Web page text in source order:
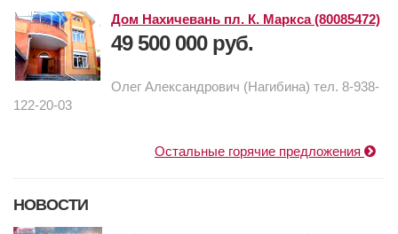
Дом Нахичевань пл. К. Маркса (80085472)
49 500 000 руб.
Олег Александрович (Нагибина) тел. 8-938-
122-20-03
Остальные горячие предложения
НОВОСТИ